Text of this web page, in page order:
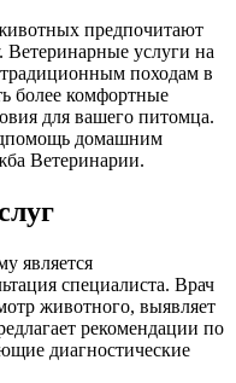
предпочитают
Ветеринарные услуги на
традиционным походам в
более комфортные
для вашего питомца.
домашним
Ветеринарии.
является
специалиста. Врач
животного, выявляет
рекомендации по
диагностические